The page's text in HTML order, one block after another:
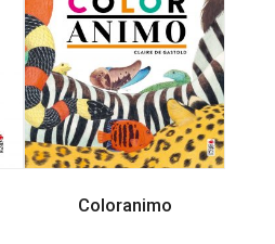
Coloranimo